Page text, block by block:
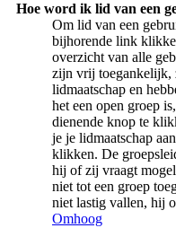
Hoe word ik lid van een
Om lid van een
bijhorende link
overzicht van alle
zijn vrij toegankelijk,
lidmaatschap en
het een open groep
dienende knop te
je je lidmaatschap
klikken. De
hij of zij vraagt
niet tot een groep
niet lastig vallen, hij
Omhoog